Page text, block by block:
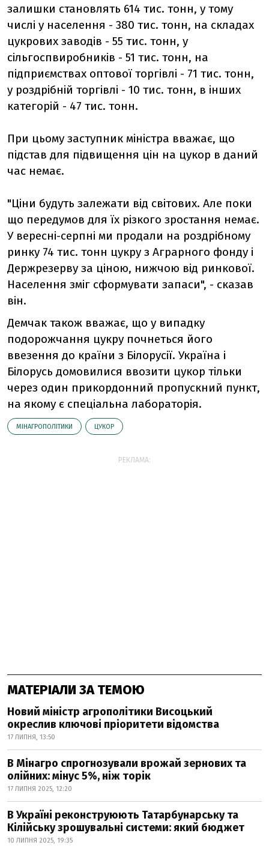
залишки становлять 614 тис. тонн, у тому
числі у населення - 380 тис. тонн, на складах
цукрових заводів - 55 тис. тонн, у
сільгоспвиробників - 51 тис. тонн, на
підприємствах оптової торгівлі - 71 тис. тонн,
у роздрібній торгівлі - 10 тис. тонн, в інших
категорій - 47 тис. тонн.
При цьому заступник міністра вважає, що
підстав для підвищення цін на цукор в даний
час немає.
"Ціни будуть залежати від світових. Але поки
що передумов для їх різкого зростання немає.
У вересні-серпні ми продали на роздрібному
ринку 74 тис. тонн цукру з Аграрного фонду і
Держрезерву за ціною, нижчою від ринкової.
Населення зміг сформувати запаси", - сказав
він.
Демчак також вважає, що у випадку
подорожчання цукру почнеться його
ввезення до країни з Білорусії. Україна і
Білорусь домовилися ввозити цукор тільки
через один прикордонний пропускний пункт,
на якому є спеціальна лабораторія.
МІНАГРОПОЛІТИКИ ЦУКОР
РЕКЛАМА:
МАТЕРІАЛИ ЗА ТЕМОЮ
Новий міністр агрополітики Висоцький
окреслив ключові пріоритети відомства
17 ЛИПНЯ, 13:50
В Мінагро спрогнозували врожай зернових та
олійних: мінус 5%, ніж торік
17 ЛИПНЯ 2025, 12:20
В Україні реконструюють Татарбунарську та
Кілійську зрошувальні системи: який бюджет
10 ЛИПНЯ 2025, 19:35